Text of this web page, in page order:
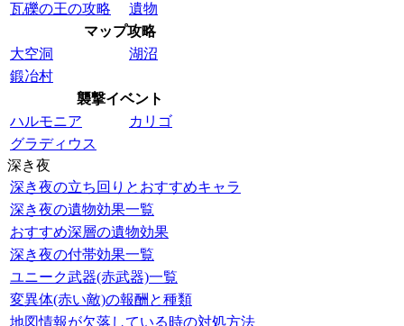
瓦礫の王の攻略
遺物
マップ攻略
大空洞
湖沼
鍛冶村
襲撃イベント
ハルモニア
カリゴ
グラディウス
深き夜
深き夜の立ち回りとおすすめキャラ
深き夜の遺物効果一覧
おすすめ深層の遺物効果
深き夜の付帯効果一覧
ユニーク武器(赤武器)一覧
変異体(赤い敵)の報酬と種類
地図情報が欠落している時の対処方法